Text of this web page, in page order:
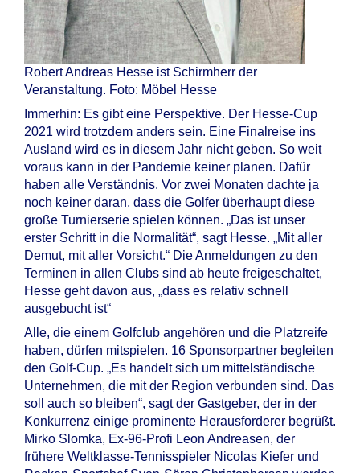
Robert Andreas Hesse ist Schirmherr der
Veranstaltung. Foto: Möbel Hesse
Immerhin: Es gibt eine Perspektive. Der Hesse-Cup
2021 wird trotzdem anders sein. Eine Finalreise ins
Ausland wird es in diesem Jahr nicht geben. So weit
voraus kann in der Pandemie keiner planen. Dafür
haben alle Verständnis. Vor zwei Monaten dachte ja
noch keiner daran, dass die Golfer überhaupt diese
große Turnierserie spielen können. „Das ist unser
erster Schritt in die Normalität“, sagt Hesse. „Mit aller
Demut, mit aller Vorsicht.“ Die Anmeldungen zu den
Terminen in allen Clubs sind ab heute freigeschaltet,
Hesse geht davon aus, „dass es relativ schnell
ausgebucht ist“
Alle, die einem Golfclub angehören und die Platzreife
haben, dürfen mitspielen. 16 Sponsorpartner begleiten
den Golf-Cup. „Es handelt sich um mittelständische
Unternehmen, die mit der Region verbunden sind. Das
soll auch so bleiben“, sagt der Gastgeber, der in der
Konkurrenz einige prominente Herausforderer begrüßt.
Mirko Slomka, Ex-96-Profi Leon Andreasen, der
frühere Weltklasse-Tennisspieler Nicolas Kiefer und